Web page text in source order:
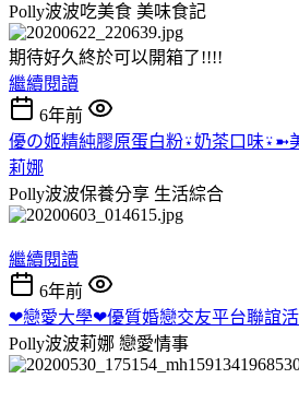
Polly波波吃美食 美味食記
期待好久終於可以開箱了!!!!
繼續閱讀
6年前
優の姬精純膠原蛋白粉⍣奶茶口味⍣➼
莉娜
Polly波波保養分享 生活綜合
繼續閱讀
6年前
❤戀愛大學❤優質婚戀交友平台聯誼
Polly波波莉娜 戀愛情事